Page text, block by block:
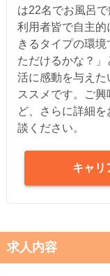
は22名でお風呂
利用者皆で自主
きるタイプの環
ただけるかな？
活に感動を与えた
ススメです。ご
ど、さらに詳細
談ください。
キャリ
求人内容